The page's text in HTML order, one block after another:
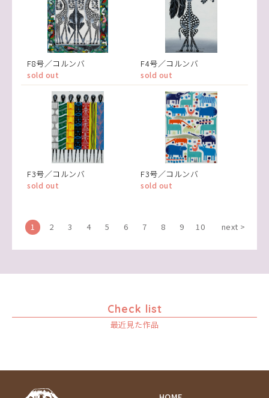
F8号／コルンバ
sold out
F4号／コルンバ
sold out
F3号／コルンバ
sold out
F3号／コルンバ
sold out
1 2 3 4 5 6 7 8 9 10 next >
Check list
最近見た作品